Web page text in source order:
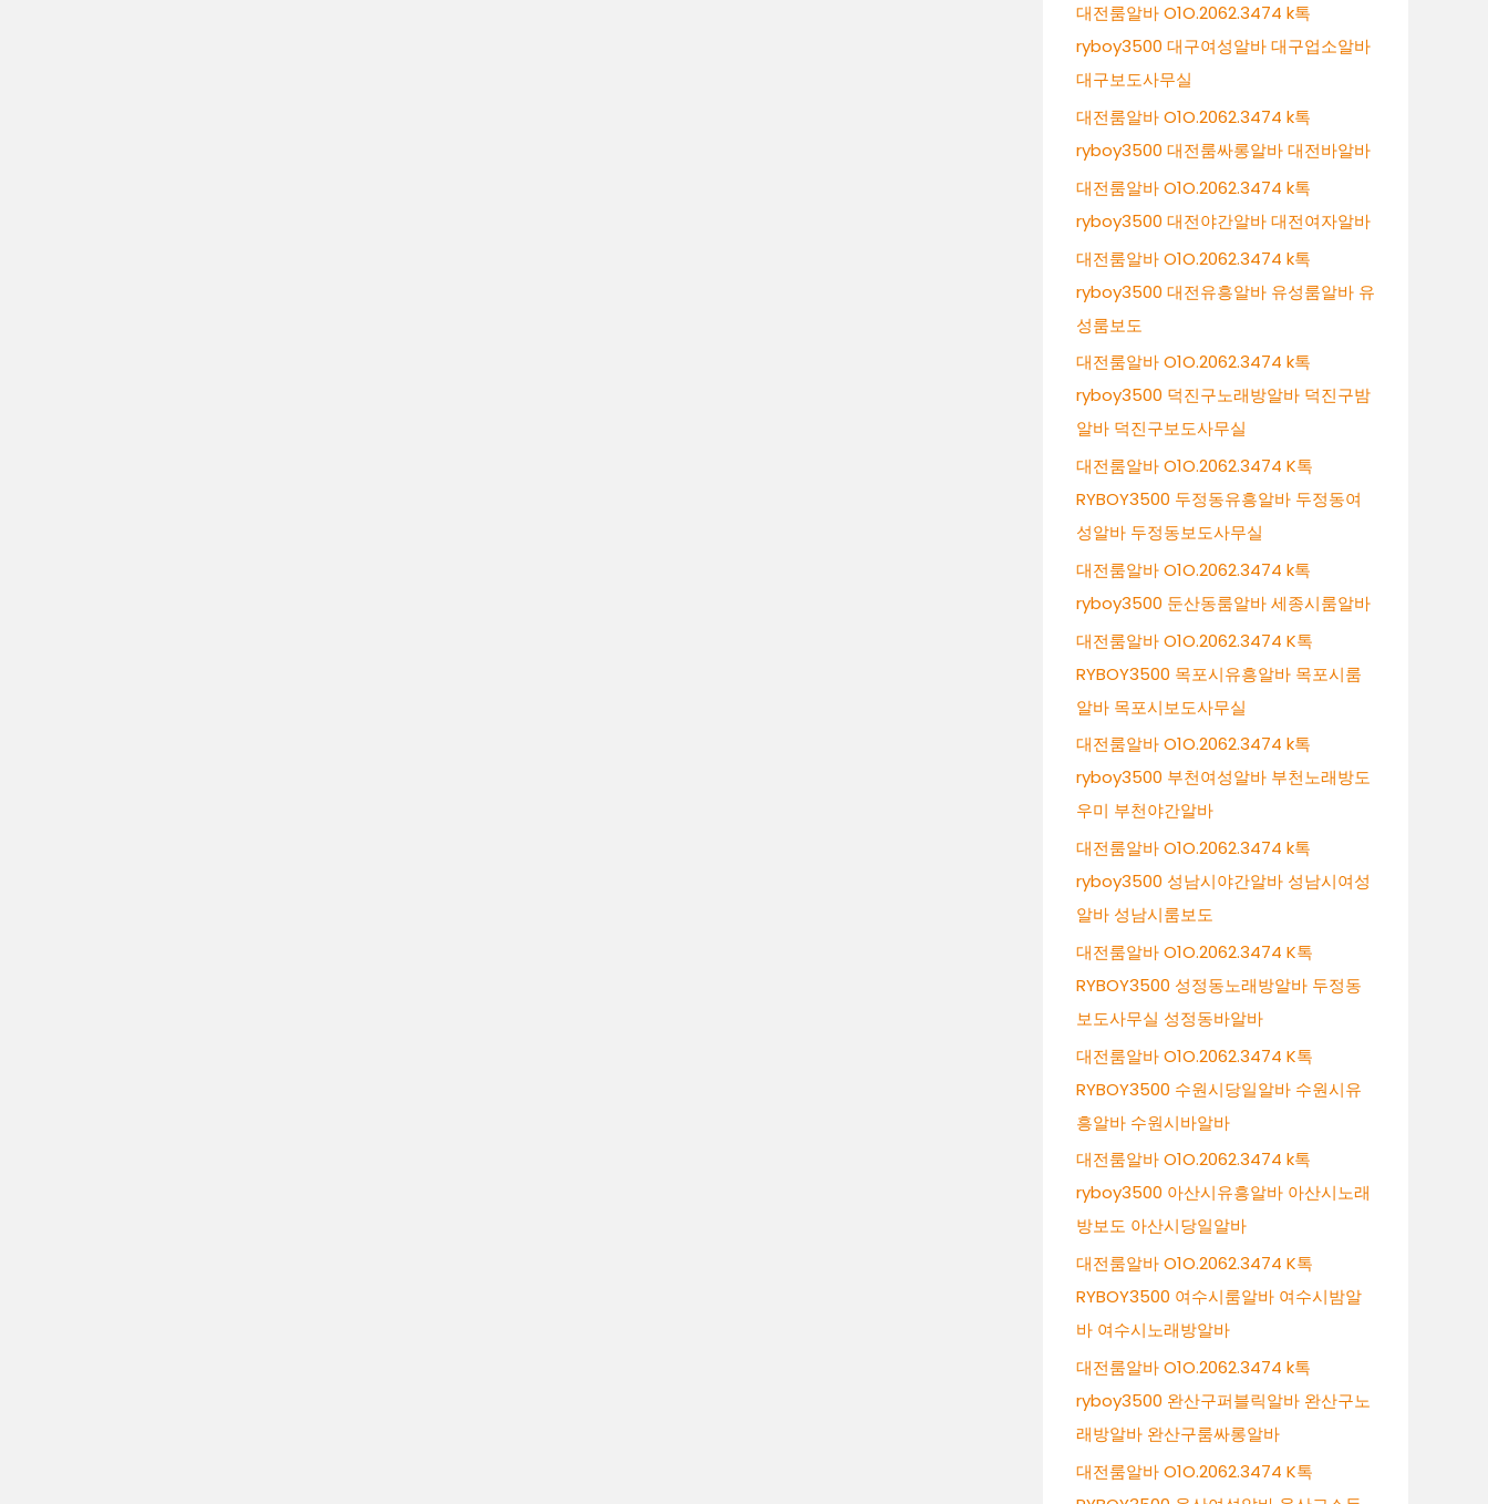
대전룸알바 O1O.2062.3474 k톡
ryboy3500 대구여성알바 대구업소알바
대구보도사무실
대전룸알바 O1O.2062.3474 k톡
ryboy3500 대전룸싸롱알바 대전바알바
대전룸알바 O1O.2062.3474 k톡
ryboy3500 대전야간알바 대전여자알바
대전룸알바 O1O.2062.3474 k톡
ryboy3500 대전유흥알바 유성룸알바 유
성룸보도
대전룸알바 O1O.2062.3474 k톡
ryboy3500 덕진구노래방알바 덕진구밤
알바 덕진구보도사무실
대전룸알바 O1O.2062.3474 K톡
RYBOY3500 두정동유흥알바 두정동여
성알바 두정동보도사무실
대전룸알바 O1O.2062.3474 k톡
ryboy3500 둔산동룸알바 세종시룸알바
대전룸알바 O1O.2062.3474 K톡
RYBOY3500 목포시유흥알바 목포시룸
알바 목포시보도사무실
대전룸알바 O1O.2062.3474 k톡
ryboy3500 부천여성알바 부천노래방도
우미 부천야간알바
대전룸알바 O1O.2062.3474 k톡
ryboy3500 성남시야간알바 성남시여성
알바 성남시룸보도
대전룸알바 O1O.2062.3474 K톡
RYBOY3500 성정동노래방알바 두정동
보도사무실 성정동바알바
대전룸알바 O1O.2062.3474 K톡
RYBOY3500 수원시당일알바 수원시유
흥알바 수원시바알바
대전룸알바 O1O.2062.3474 k톡
ryboy3500 아산시유흥알바 아산시노래
방보도 아산시당일알바
대전룸알바 O1O.2062.3474 K톡
RYBOY3500 여수시룸알바 여수시밤알
바 여수시노래방알바
대전룸알바 O1O.2062.3474 k톡
ryboy3500 완산구퍼블릭알바 완산구노
래방알바 완산구룸싸롱알바
대전룸알바 O1O.2062.3474 K톡